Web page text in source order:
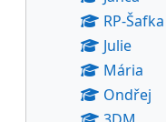
RP-Šafka
Julie
Mária
Ondřej